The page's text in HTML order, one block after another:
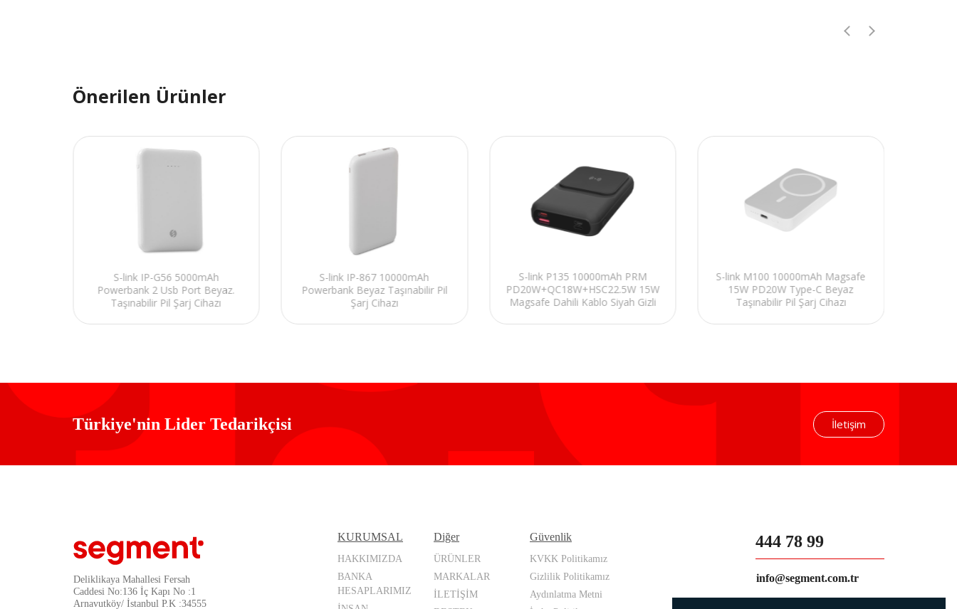
Önerilen Ürünler
S-link IP-G56 5000mAh
Powerbank 2 Usb Port Beyaz.
Taşınabilir Pil Şarj Cihazı
S-link IP-867 10000mAh
Powerbank Beyaz Taşınabilir Pil
Şarj Cihazı
S-link P135 10000mAh PRM
PD20W+QC18W+HSC22.5W 15W
Magsafe Dahili Kablo Siyah Gizli
Power
S-link M100 10000mAh Magsafe
15W PD20W Type-C Beyaz
Taşınabilir Pil Şarj Cihazı
Türkiye'nin Lider Tedarikçisi İletişim
Deliklikaya Mahallesi Fersah
Caddesi No:136 İç Kapı No :1
Arnavutköy/ İstanbul P.K :34555
KURUMSAL
HAKKIMIZDA
BANKA
HESAPLARIMIZ
Diğer
ÜRÜNLER
MARKALAR
İLETİŞİM
Güvenlik
KVKK Politikamız
Gizlilik Politikamız
Aydınlatma Metni
444 78 99
info@segment.com.tr